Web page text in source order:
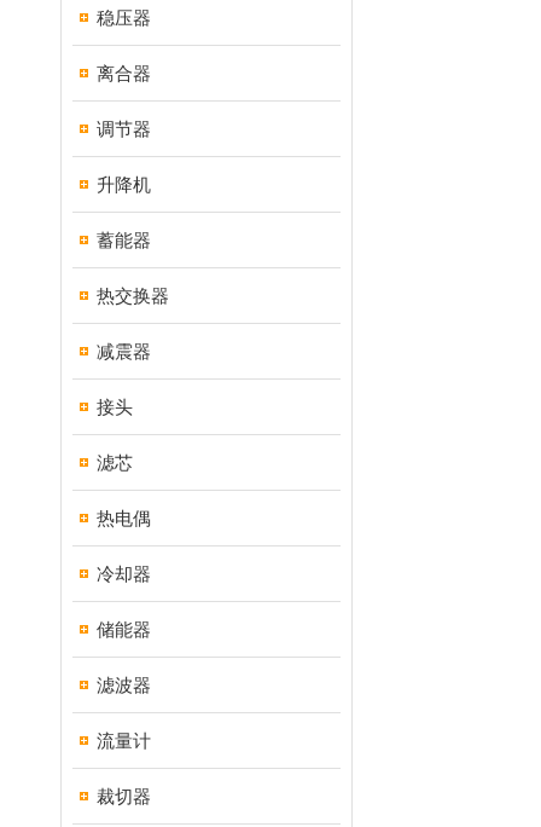
稳压器
离合器
调节器
升降机
蓄能器
热交换器
减震器
接头
滤芯
热电偶
冷却器
储能器
滤波器
流量计
裁切器